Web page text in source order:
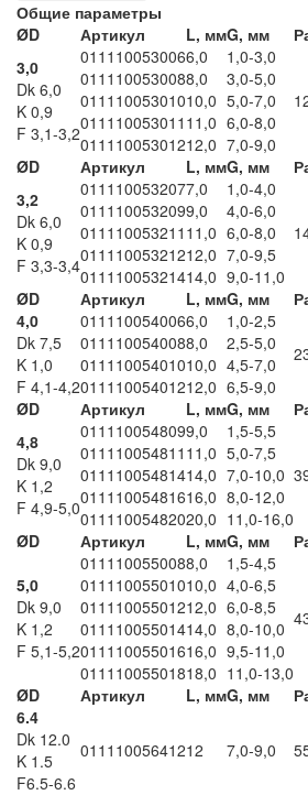
Общие параметры
ØD
Артикул L, ммG, мм
3,0
Dk 6,0
K 0,9
F 3,1-3,2
0111100530066,0
1,0-3,0
0111100530088,0
3,0-5,0
01111005301010,0 5,0-7,0
011110053011 11,0 6,0-8,0
01111005301212,0 7,0-9,0
ØD
Артикул L, ммG, мм
3,2
Dk 6,0
K 0,9
F 3,3-3,4
0111100532077,0
1,0-4,0
0111100532099,0
4,0-6,0
011110053211 11,0 6,0-8,0
01111005321212,0 7,0-9,5
01111005321414,0 9,0-11,0
ØD
Артикул L, ммG, мм
4,0
Dk 7,5
K 1,0
F 4,1-4,2
0111100540066,0
1,0-2,5
0111100540088,0
2,5-5,0
01111005401010,0 4,5-7,0
01111005401212,0 6,5-9,0
ØD
Артикул L, ммG, мм
4,8
Dk 9,0
K 1,2
F 4,9-5,0
0111100548099,0
1,5-5,5
011110054811 11,0 5,0-7,5
01111005481414,0 7,0-10,0
01111005481616,0 8,0-12,0
01111005482020,0 11,0-16,0
ØD
Артикул L, ммG, мм
5,0
Dk 9,0
K 1,2
F 5,1-5,2
0111100550088,0 1,5-4,5
01111005501010,0 4,0-6,5
01111005501212,0 6,0-8,5
01111005501414,0 8,0-10,0
01111005501616,0 9,5-11,0
01111005501818,0 11,0-13,0
ØD
Артикул L, ммG, мм
6.4
Dk 12.0
K 1.5
F6.5-6.6
01111005641212 7,0-9,0